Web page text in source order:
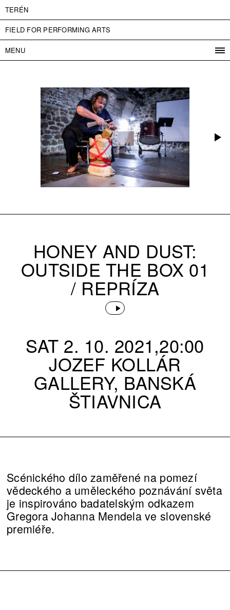
TERÉN
FIELD FOR PERFORMING ARTS
MENU
ABOUT US
ADMISSION
ČESKY
HONEY AND DUST:
OUTSIDE THE BOX 01
/ REPRÍZA
SAT 2. 10. 2021,20:00
JOZEF KOLLÁR
GALLERY, BANSKÁ
ŠTIAVNICA
Scénického dílo zaměřené na pomezí
vědeckého a uměleckého poznávání světa
je inspirováno badatelským odkazem
Gregora Johanna Mendela ve slovenské
premiéře.